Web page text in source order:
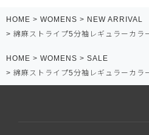
HOME WOMENS
NEW ARRIVAL
綿麻ストライプ5分袖レギュラーカラ
HOME WOMENS
SALE
綿麻ストライプ5分袖レギュラーカラ